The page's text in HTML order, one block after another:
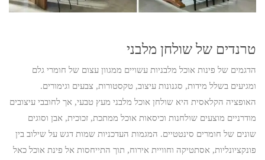
טרנדים של שולחן מלבני
הדגמים של פינות אוכל מלבניות עשויים ממגוון עצום של חומרי גלם
ומגיעים בשלל מידות, סגנונות עיצוב, טקסטורות, צבעים וגימורים.
האופציה הקלאסית היא שולחן אוכל מלבני מעץ טבעי, אך לחובבי עיצובים
מודרניים מוצעים שולחנות וכיסאות אוכל ממתכת, זכוכית, אבן וסוגים
שונים של חומרים סינטטיים. המגמות העדכניות שמות דגש על שילוב בין
פונקציונליות, אסתטיקה וחוויית אירוח, תוך התייחסות אל פינת אוכל כאל